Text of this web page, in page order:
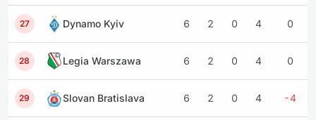
27 Dynamo Kyiv 6 2 0 4 0
28 Legia Warszawa 6 2 0 4 0
29 Slovan Bratislava 6 2 0 4 -4